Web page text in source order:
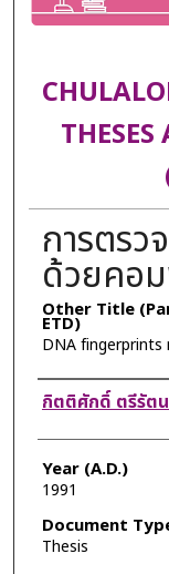
การตรว
ด้วยคอ
Other Title
ETD)
DNA
Author
กิตติศักดิ์ ตรีรัต
Year (A.D.)
1991
Document
Thesis